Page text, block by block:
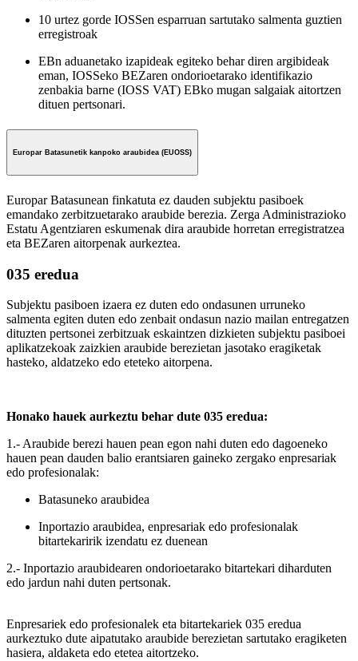
10 urtez gorde IOSSen esparruan sartutako salmenta guztien
erregistroak
EBn aduanetako izapideak egiteko behar diren argibideak
eman, IOSSeko BEZaren ondorioetarako identifikazio
zenbakia barne (IOSS VAT) EBko mugan salgaiak aitortzen
dituen pertsonari.
Europar Batasunetik kanpoko araubidea (EUOSS)
Europar Batasunean finkatuta ez dauden subjektu pasiboek
emandako zerbitzuetarako araubide berezia. Zerga Administrazioko
Estatu Agentziaren eskumenak dira araubide horretan erregistratzea
eta BEZaren aitorpenak aurkeztea.
035 eredua
Subjektu pasiboen izaera ez duten edo ondasunen urruneko
salmenta egiten duten edo zenbait ondasun nazio mailan entregatzen
dituzten pertsonei zerbitzuak eskaintzen dizkieten subjektu pasiboei
aplikatzekoak zaizkien araubide berezietan jasotako eragiketak
hasteko, aldatzeko edo eteteko aitorpena.
Honako hauek aurkeztu behar dute 035 eredua:
1.- Araubide berezi hauen pean egon nahi duten edo dagoeneko
hauen pean dauden balio erantsiaren gaineko zergako enpresariak
edo profesionalak:
Batasuneko araubidea
Inportazio araubidea, enpresariak edo profesionalak
bitartekaririk izendatu ez duenean
2.- Inportazio araubidearen ondorioetarako bitartekari diharduten
edo jardun nahi duten pertsonak.
Enpresariek edo profesionalek eta bitartekariek 035 eredua
aurkeztuko dute aipatutako araubide berezietan sartutako eragiketen
hasiera, aldaketa edo etetea aitortzeko.